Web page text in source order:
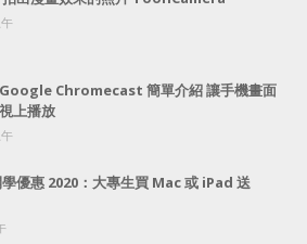
Google Chromecast 簡單介紹 讓手機畫面
上播放
優惠 2020：大專生買 Mac 或 iPad 送